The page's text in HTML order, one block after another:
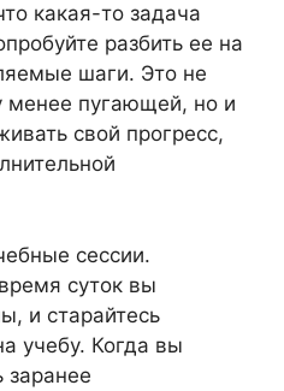
какая-то задача
разбить ее на
шаги. Это не
менее пугающей, но и
свой прогресс,
сессии.
суток вы
и старайтесь
учебу. Когда вы
заранее